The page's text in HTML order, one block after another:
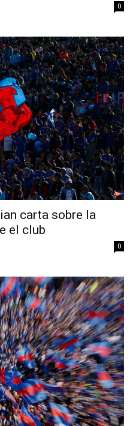
0
carta sobre la
el club
0